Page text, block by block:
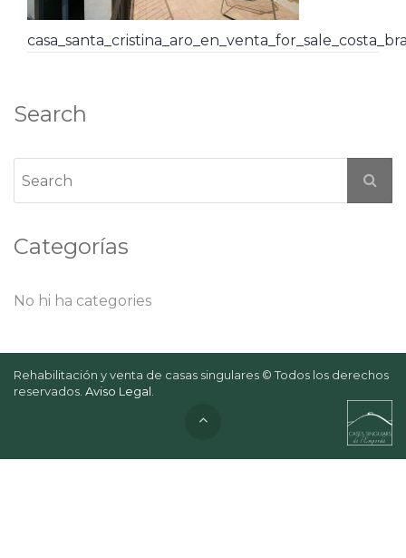
Search
Categorías
No hi ha categories
Rehabilitación y venta de casas singulares © Todos los derechos
reservados. Aviso Legal